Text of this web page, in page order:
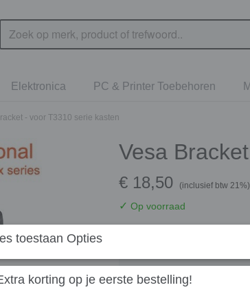
Elektronica PC & Printer Toebehoren
- voor T3310 serie kasten
Vesa
€ 18,50 (inclusief btw 21%)
✓ Op voorraad
toestaan Opties
korting op je eerste bestelling!